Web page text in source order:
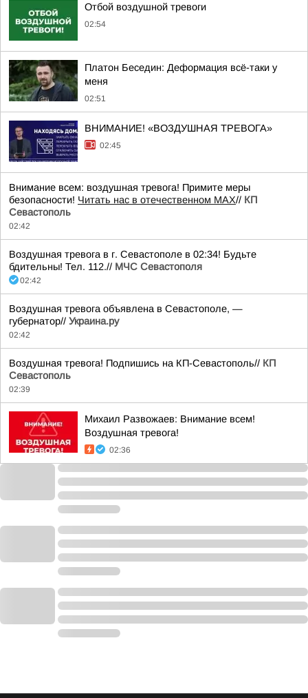
Отбой воздушной тревоги
02:54
Платон Беседин: Деформация всё-таки у
меня
02:51
ВНИМАНИЕ! «ВОЗДУШНАЯ ТРЕВОГА»
02:45
Внимание всем: воздушная тревога! Примите меры
безопасности! Читать нас в отечественном MAX// КП
Севастополь
02:42
Воздушная тревога в г. Севастополе в 02:34! Будьте
бдительны! Тел. 112.// МЧС Севастополя
02:42
Воздушная тревога объявлена в Севастополе, —
губернатор// Украина.ру
02:42
Воздушная тревога! Подпишись на КП-Севастополь// КП
Севастополь
02:39
Михаил Развожаев: Внимание всем!
Воздушная тревога!
02:36